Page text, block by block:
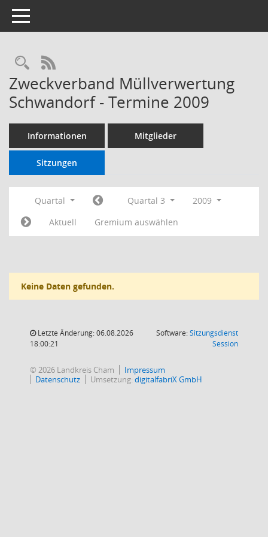
Toggle navigation
RSS-Feed
Zweckverband Müllverwertung
Schwandorf - Termine 2009
Informationen Mitglieder
Sitzungen
Quartal Quartal 3
2009
Aktuell
Gremium auswählen
Keine Daten gefunden.
Letzte Änderung: 06.08.2026
18:00:21
Software:Sitzungsdienst
Session(Wird in
© 2026 Landkreis Cham
Impressum
Datenschutz
Umsetzung:digitalfabriX GmbH